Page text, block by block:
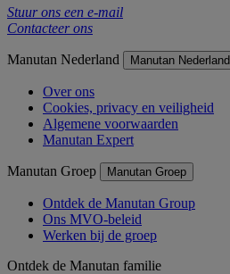
Stuur ons een e-mail
Contacteer ons
Manutan Nederland Manutan Nederland
Over ons
Cookies, privacy en veiligheid
Algemene voorwaarden
Manutan Expert
Manutan Groep Manutan Groep
Ontdek de Manutan Group
Ons MVO-beleid
Werken bij de groep
Ontdek de Manutan familie